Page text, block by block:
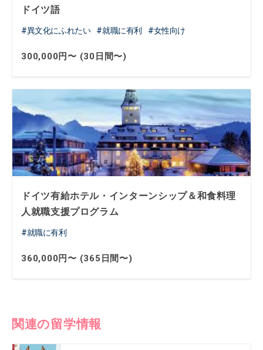
ドイツ語
異文化にふれたい 就職に有利 女性向け
300,000円〜 (30日間〜)
ドイツ有給ホテル・インターンシップ＆和食料理
人就職支援プログラム
就職に有利
360,000円〜 (365日間〜)
関連の留学情報